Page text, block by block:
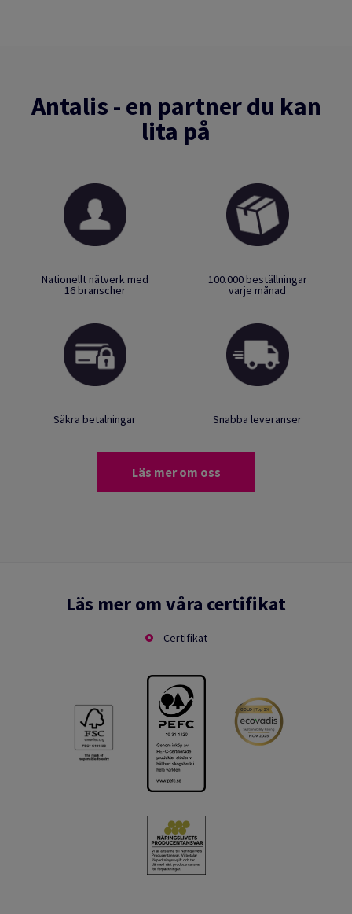
Antalis - en partner du kan
lita på
Nationellt nätverk med
16 branscher
100.000 beställningar
varje månad
Säkra betalningar Snabba leveranser
Läs mer om oss
Läs mer om våra certifikat
Certifikat